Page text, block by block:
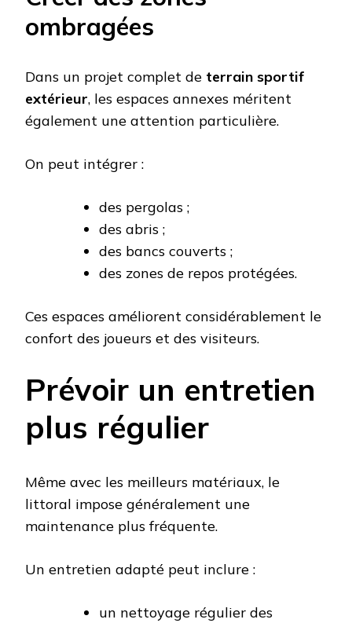
ombragées
Dans un projet complet de terrain sportif
extérieur, les espaces annexes méritent
également une attention particulière.
On peut intégrer :
des pergolas ;
des abris ;
des bancs couverts ;
des zones de repos protégées.
Ces espaces améliorent considérablement le
confort des joueurs et des visiteurs.
Prévoir un entretien
plus régulier
Même avec les meilleurs matériaux, le
littoral impose généralement une
maintenance plus fréquente.
Un entretien adapté peut inclure :
un nettoyage régulier des